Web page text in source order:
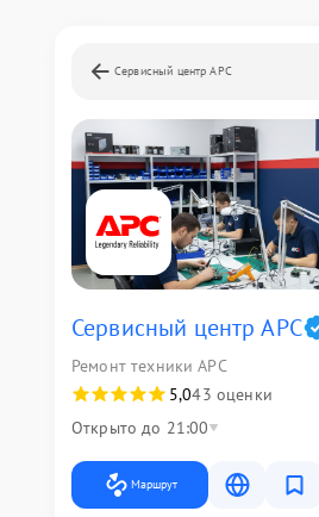
Сервисный центр APC
Сервисный центр APC
Ремонт техники APC
5,043 оценки
Открыто до 21:00
Маршрут